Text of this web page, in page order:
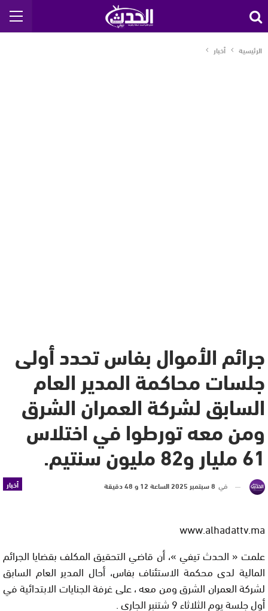
الرئيسية أخبار
جرائم الأموال بفاس تحدد أولى
جلسات محاكمة المدير العام
السابق لشركة العمران الشرق
ومن معه تورطوا في اختلاس
61 مليار و82 مليون سنتيم.
أخبار في 8 سبتمبر 2025 الساعة 12 و 48 دقيقة
www.alhadattv.ma
علمت « الحدث تيفي »، أن قاضي التحقيق المكلف بقضايا الجرائم
المالية لدى محكمة الاستئناف بفاس، أحال المدير العام السابق
لشركة العمران الشرق ومن معه ، على غرفة الجنايات الابتدائية في
أول جلسة يوم الثلاثاء 9 شتنبر الجاري .